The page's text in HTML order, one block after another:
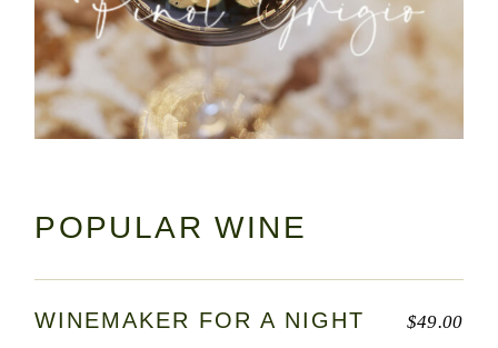
POPULAR WINE
WINEMAKER FOR A NIGHT $49.00